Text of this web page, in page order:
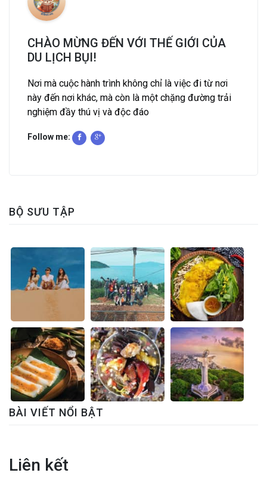
CHÀO MỪNG ĐẾN VỚI THẾ GIỚI CỦA
DU LỊCH BỤI!
Nơi mà cuộc hành trình không chỉ là việc đi từ nơi
này đến nơi khác, mà còn là một chặng đường trải
nghiệm đầy thú vị và độc đáo
Follow me:
BỘ SƯU TẬP
BÀI VIẾT NỔI BẬT
Liên kết